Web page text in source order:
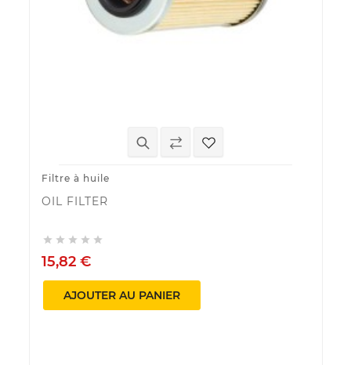
Filtre à huile
OIL FILTER
    
15,82 €
AJOUTER AU PANIER